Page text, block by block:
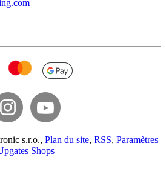
s.r.o., Plan du site, RSS, Paramètres
Shops